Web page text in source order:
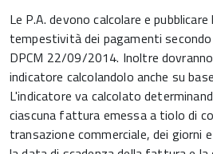
Le P.A. devono calcolare e
tempestività dei pagamenti
DPCM 22/09/2014. Inoltre
indicatore calcolandolo anche su
L'indicatore va calcolato
ciascuna fattura emessa a tiolo di
transazione commerciale, dei